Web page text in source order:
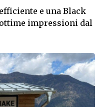
e una Black
impressioni dal